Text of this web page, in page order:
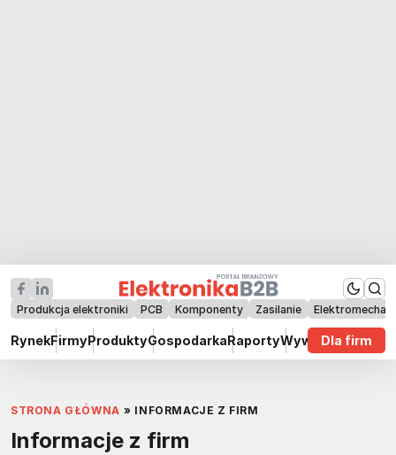
Produkcja elektroniki PCB Komponenty Zasilanie
RynekFirmyProduktyGospodarkaRaportyWywiadyDla firm
STRONA GŁÓWNA » INFORMACJE Z FIRM
Informacje z firm